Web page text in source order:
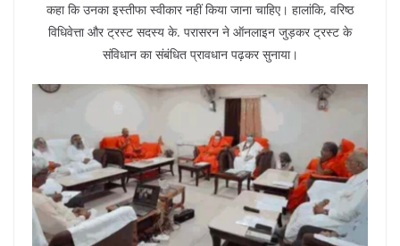
कहा कि उनका इस्तीफा स्वीकार नहीं किया जाना चाहिए। हालांकि, वरिष्ठ
विधिवेत्ता और ट्रस्ट सदस्य के. परासरन ने ऑनलाइन जुड़कर ट्रस्ट के
संविधान का संबंधित प्रावधान पढ़कर सुनाया।